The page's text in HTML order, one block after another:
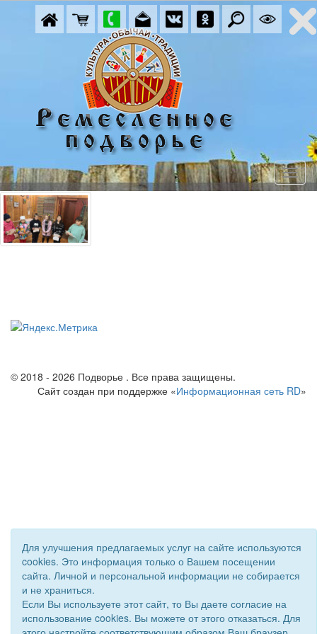
© 2018 - 2026 Подворье . Все права защищены.
Сайт создан при поддержке «Информационная сеть RD»
Для улучшения предлагаемых услуг на сайте используются
cookies. Это информация только о Вашем посещении
сайта. Личной и персональной информации не собирается
и не храниться.
Если Вы используете этот сайт, то Вы даете согласие на
использование cookies. Вы можете от этого отказаться. Для